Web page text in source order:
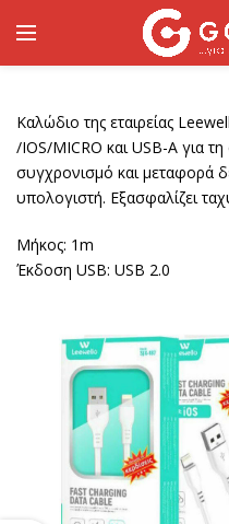
Καλώδιο της εταιρείας
/IOS/MICRO και USB-A για
συγχρονισμό και μεταφορά
υπολογιστή. Εξασφαλίζει
Μήκος: 1m
Έκδοση USB: USB 2.0